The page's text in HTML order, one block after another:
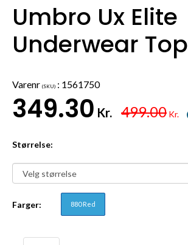
Umbro Ux Elite
Underwear Top
Varenr (SKU) : 1561750
349.30 Kr. 499.00 Kr.
Størrelse:
Farger: 880 Red